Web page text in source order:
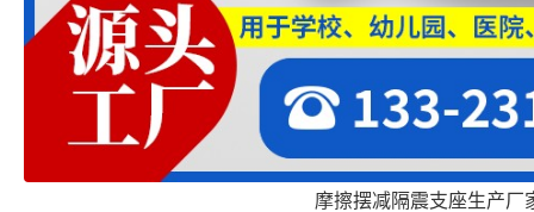
摩擦摆减隔震支座生产厂